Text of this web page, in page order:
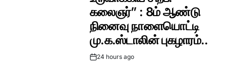
கலைஞர்” : 8ம் ஆண்டு
நினைவு நாளையொட்டி
மு.க.ஸ்டாலின் புகழாரம்..
Post24 hours ago